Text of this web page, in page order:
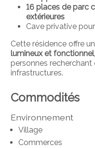
16 places de parc
extérieures
Cave privative
Cette résidence offre un
lumineux et fonctionnel
personnes
infrastructures.
Commodités
Environnement
Village
Commerces